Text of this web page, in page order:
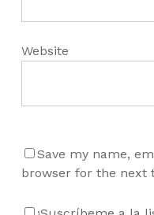
Website
Save my name,
browser for the next